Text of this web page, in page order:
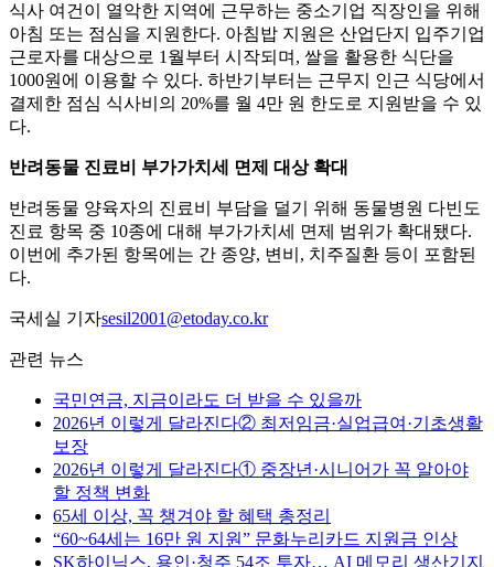
식사 여건이 열악한 지역에 근무하는 중소기업 직장인을 위해
아침 또는 점심을 지원한다. 아침밥 지원은 산업단지 입주기업
근로자를 대상으로 1월부터 시작되며, 쌀을 활용한 식단을
1000원에 이용할 수 있다. 하반기부터는 근무지 인근 식당에서
결제한 점심 식사비의 20%를 월 4만 원 한도로 지원받을 수 있
다.
반려동물 진료비 부가가치세 면제 대상 확대
반려동물 양육자의 진료비 부담을 덜기 위해 동물병원 다빈도
진료 항목 중 10종에 대해 부가가치세 면제 범위가 확대됐다.
이번에 추가된 항목에는 간 종양, 변비, 치주질환 등이 포함된
다.
국세실 기자sesil2001@etoday.co.kr
관련 뉴스
국민연금, 지금이라도 더 받을 수 있을까
2026년 이렇게 달라진다② 최저임금·실업급여·기초생활
보장
2026년 이렇게 달라진다① 중장년·시니어가 꼭 알아야
할 정책 변화
65세 이상, 꼭 챙겨야 할 혜택 총정리
“60~64세는 16만 원 지원” 문화누리카드 지원금 인상
SK하이닉스, 용인·청주 54조 투자… AI 메모리 생산기지